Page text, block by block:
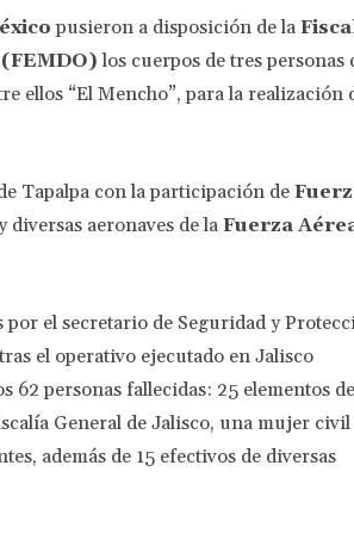
pusieron a disposición de la
los cuerpos de tres personas
ellos “El Mencho”, para la realización
Tapalpa con la participación de
diversas aeronaves de la Fuerza
el secretario de Seguridad y
el operativo ejecutado en Jalisco
62 personas fallecidas: 25 elementos
General de Jalisco, una mujer
además de 15 efectivos de diversas